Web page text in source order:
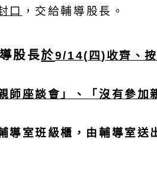
口 ，交給輔導股長。
股長於9/14( 四)收齊、
師座談會」、「沒有參加
導室班級櫃，由輔導室送